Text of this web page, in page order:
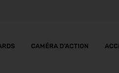
CAMÉRA D’ACTION